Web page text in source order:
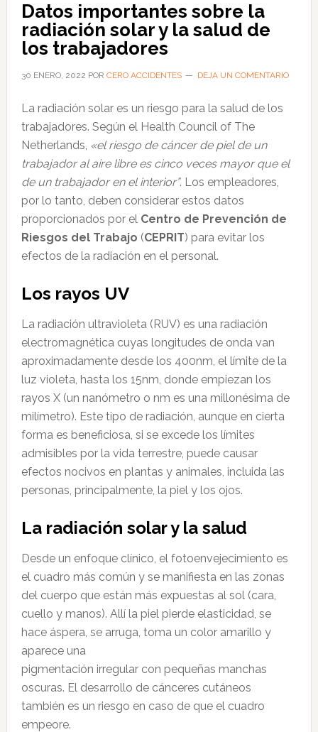
Datos importantes sobre la
radiación solar y la salud de
los trabajadores
30 ENERO, 2022 POR CERO ACCIDENTES DEJA UN COMENTARIO
La radiación solar es un riesgo para la salud de los
trabajadores. Según el Health Council of The
Netherlands, «el riesgo de cáncer de piel de un
trabajador al aire libre es cinco veces mayor que el
de un trabajador en el interior”. Los empleadores,
por lo tanto, deben considerar estos datos
proporcionados por el Centro de Prevención de
Riesgos del Trabajo (CEPRIT) para evitar los
efectos de la radiación en el personal.
Los rayos UV
La radiación ultravioleta (RUV) es una radiación
electromagnética cuyas longitudes de onda van
aproximadamente desde los 400nm, el límite de la
luz violeta, hasta los 15nm, donde empiezan los
rayos X (un nanómetro o nm es una millonésima de
milímetro). Este tipo de radiación, aunque en cierta
forma es beneficiosa, si se excede los límites
admisibles por la vida terrestre, puede causar
efectos nocivos en plantas y animales, incluida las
personas, principalmente, la piel y los ojos.
La radiación solar y la salud
Desde un enfoque clínico, el fotoenvejecimiento es
el cuadro más común y se manifiesta en las zonas
del cuerpo que están más expuestas al sol (cara,
cuello y manos). Allí la piel pierde elasticidad, se
hace áspera, se arruga, toma un color amarillo y
aparece una
pigmentación irregular con pequeñas manchas
oscuras. El desarrollo de cánceres cutáneos
también es un riesgo en caso de que el cuadro
empeore.